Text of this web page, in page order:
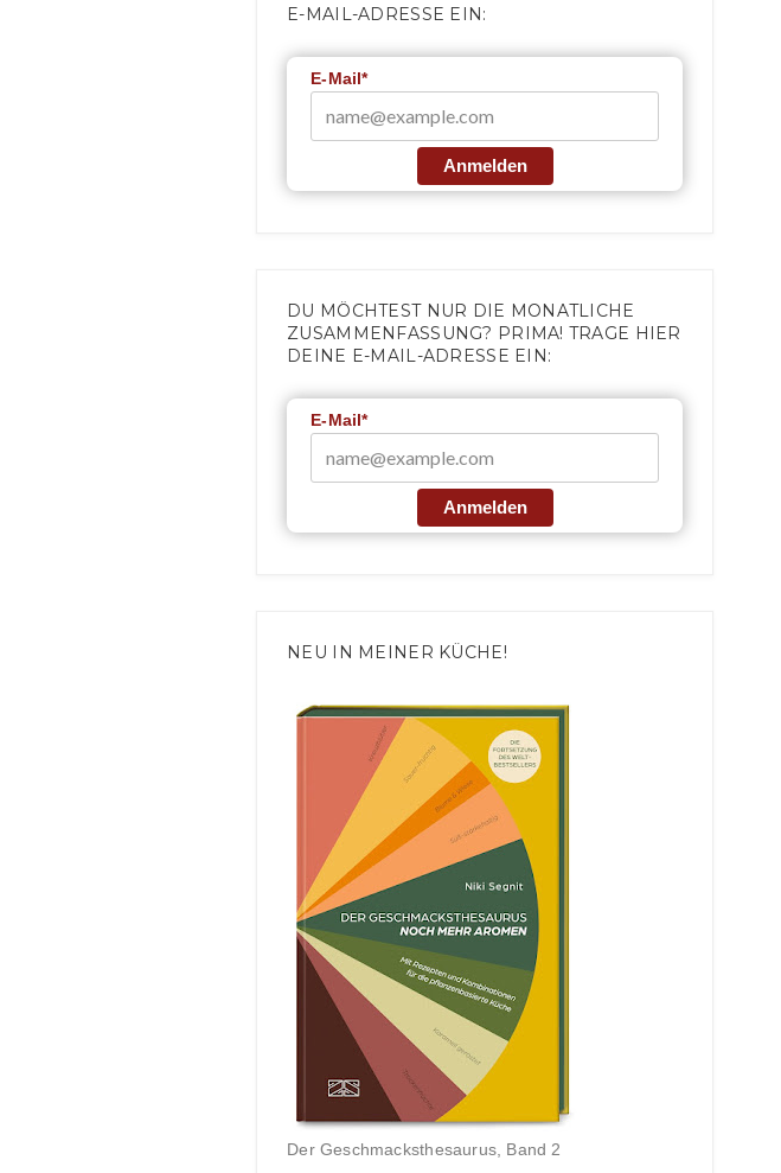
E-MAIL-ADRESSE EIN:
E-Mail*
Anmelden
DU MÖCHTEST NUR DIE MONATLICHE
ZUSAMMENFASSUNG? PRIMA! TRAGE HIER
DEINE E-MAIL-ADRESSE EIN:
E-Mail*
Anmelden
NEU IN MEINER KÜCHE!
Der Geschmacksthesaurus, Band 2